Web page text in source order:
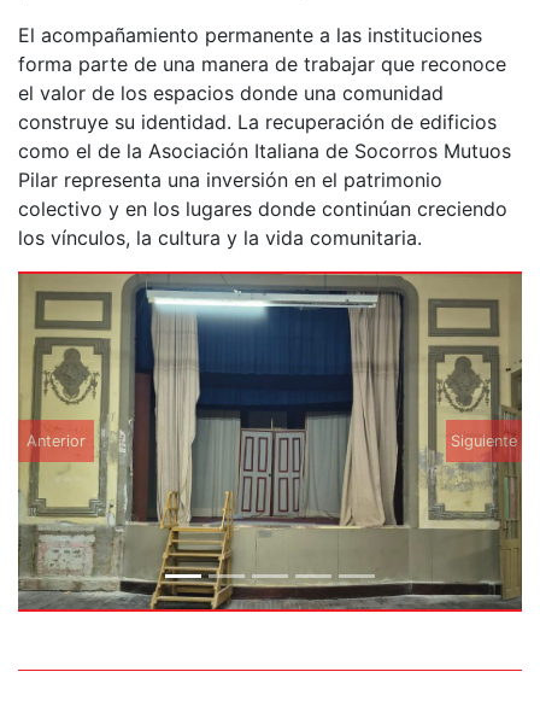
El acompañamiento permanente a las instituciones
forma parte de una manera de trabajar que reconoce
el valor de los espacios donde una comunidad
construye su identidad. La recuperación de edificios
como el de la Asociación Italiana de Socorros Mutuos
Pilar representa una inversión en el patrimonio
colectivo y en los lugares donde continúan creciendo
los vínculos, la cultura y la vida comunitaria.
Anterior Siguiente